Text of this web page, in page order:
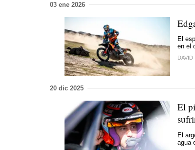
03 ene 2026
El
en el
DAVID
20 dic 2025
El
El
agua